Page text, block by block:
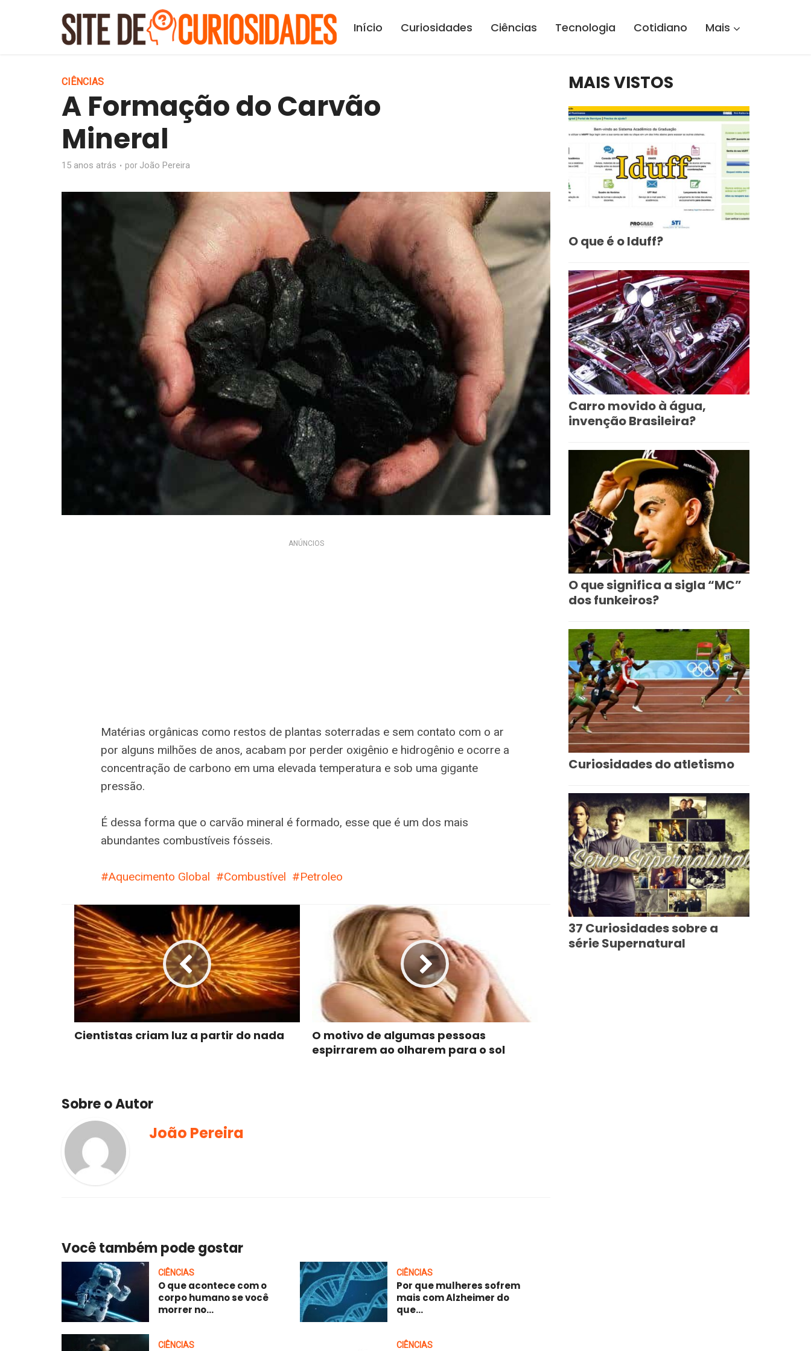
Início Curiosidades Ciências Tecnologia Cotidiano Mais
CIÊNCIAS
A Formação do Carvão
Mineral
15 anos atrás por João Pereira
ANÚNCIOS
Matérias orgânicas como restos de plantas soterradas e sem contato com o ar
por alguns milhões de anos, acabam por perder oxigênio e hidrogênio e ocorre a
concentração de carbono em uma elevada temperatura e sob uma gigante
pressão.
É dessa forma que o carvão mineral é formado, esse que é um dos mais
abundantes combustíveis fósseis.
Aquecimento Global Combustível Petroleo
Cientistas criam luz a partir do nada
O motivo de algumas pessoas
espirrarem ao olharem para o sol
Sobre o Autor
João Pereira
Você também pode gostar
CIÊNCIAS
O que acontece com o
corpo humano se você
morrer no...
CIÊNCIAS
Por que mulheres sofrem
mais com Alzheimer do
que...
CIÊNCIAS CIÊNCIAS
MAIS VISTOS
O que é o Iduff?
Carro movido à água,
invenção Brasileira?
O que significa a sigla “MC”
dos funkeiros?
Curiosidades do atletismo
37 Curiosidades sobre a
série Supernatural